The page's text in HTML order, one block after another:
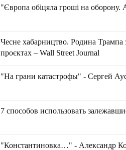
"Європа обіцяла гроші на
Чесне хабарництво. Родина Трампа
проєктах – Wall Street Journal
"На грани катастрофы" - Сергей
7 способов использовать
"Константиновка…" - Александр